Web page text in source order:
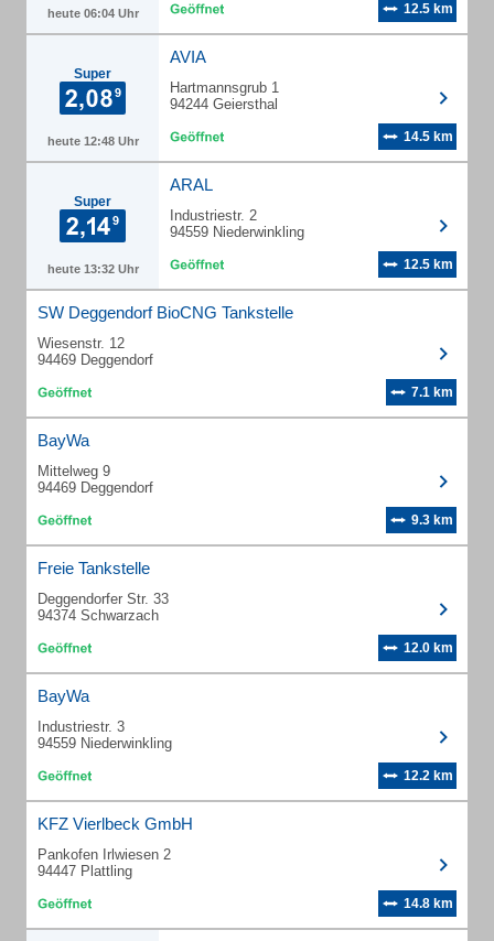
heute 06:04 Uhr 12.5 km
Super
heute 12:48 Uhr
AVIA
Hartmannsgrub 1
94244 Geiersthal
14.5 km
Super
heute 13:32 Uhr
ARAL
Industriestr. 2
94559 Niederwinkling
12.5 km
SW Deggendorf BioCNG Tankstelle
Wiesenstr. 12
94469 Deggendorf
7.1 km
BayWa
Mittelweg 9
94469 Deggendorf
9.3 km
Freie Tankstelle
Deggendorfer Str. 33
94374 Schwarzach
12.0 km
BayWa
Industriestr. 3
94559 Niederwinkling
12.2 km
KFZ Vierlbeck GmbH
Pankofen Irlwiesen 2
94447 Plattling
14.8 km